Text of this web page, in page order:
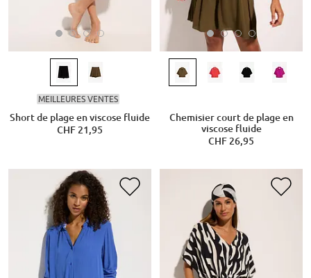
MEILLEURES VENTES
Short de plage en viscose fluide
CHF 21,95
Chemisier court de plage en
viscose fluide
CHF 26,95